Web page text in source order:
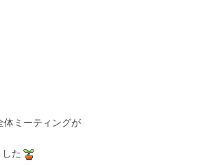
体ミーティングが
た